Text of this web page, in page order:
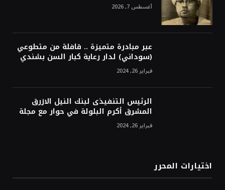
أغسطس 7, 2026
عبر مبادرة متميزة .. قافلة من متطوعي
(سوداني) لدار رعاية كبار السن بشندي
فبراير 26, 2024
الرئيس التنفيذى لبنك النيل الازرق
المشرق أكرم البلولة في حوار مع مجلة
فبراير 26, 2024
اختيارات المحرر